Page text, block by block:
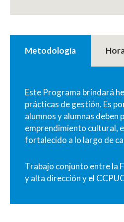
Metodología
Este Programa brindará
prácticas de gestión. Es
alumnos y alumnas deben
emprendimiento cultural,
fortalecido a lo largo de
Trabajo conjunto entre la
y alta dirección y el